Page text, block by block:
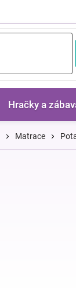
Hračky a
Matrace